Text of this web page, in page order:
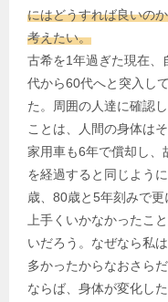
にはどうすれば良いの
考えたい。
古希を1年過ぎた現在
代から60代へと突入し
た。周囲の人達に確認
ことは、人間の身体は
家用車も6年で償却し、
を経過すると同じよう
歳、80歳と5年刻みで更
上手くいかなかったこ
いだろう。なぜなら私
多かったからなおさら
ならば、身体が変化し